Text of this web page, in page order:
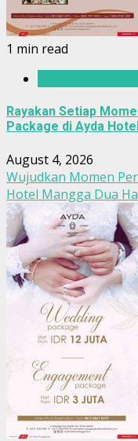
1 min read
Rayakan Setiap
Package di Ayda
August 4, 2026
Wujudkan Momen
Hotel Mangga Dua